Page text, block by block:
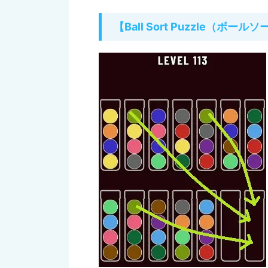
【Ball Sort Puzzle（ボールソ